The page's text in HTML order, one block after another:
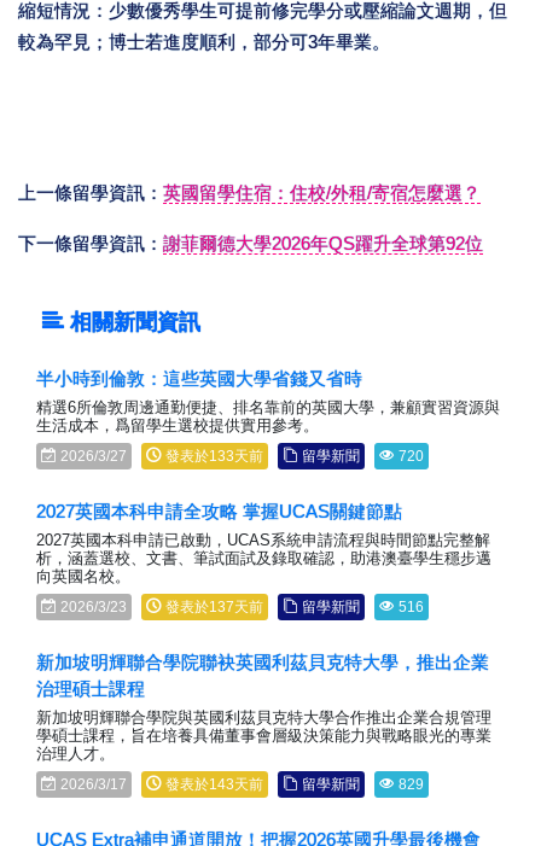
縮短情況：少數優秀學生可提前修完學分或壓縮論文週期，但
較為罕見；博士若進度順利，部分可3年畢業。
上一條留學資訊： 英國留學住宿：住校/外租/寄宿怎麼選？
下一條留學資訊： 謝菲爾德大學2026年QS躍升全球第92位
相關新聞資訊
半小時到倫敦：這些英國大學省錢又省時
精選6所倫敦周邊通勤便捷、排名靠前的英國大學，兼顧實習資源與
生活成本，爲留學生選校提供實用參考。
2026/3/27 發表於133天前 留學新聞 720
2027英國本科申請全攻略 掌握UCAS關鍵節點
2027英國本科申請已啟動，UCAS系統申請流程與時間節點完整解
析，涵蓋選校、文書、筆試面試及錄取確認，助港澳臺學生穩步邁
向英國名校。
2026/3/23 發表於137天前 留學新聞 516
新加坡明輝聯合學院聯袂英國利茲貝克特大學，推出企業
治理碩士課程
新加坡明輝聯合學院與英國利茲貝克特大學合作推出企業合規管理
學碩士課程，旨在培養具備董事會層級決策能力與戰略眼光的專業
治理人才。
2026/3/17 發表於143天前 留學新聞 829
UCAS Extra補申通道開放！把握2026英國升學最後機會